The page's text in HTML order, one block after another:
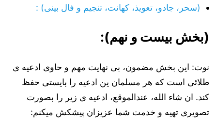
(سحر، جادو، تعویذ، کهانت، تنجیم و فال بینی) :
(بخش بیست و نهم):
نوت: این بخش مضمون، بی نهایت مهم و حاوی ادعیه ی
طلائی است که هر مسلمان ین ادعیه را بایستی حفظ
کند. ان شاء الله، عندالموقع، ادعیه ی زیر را بصورت
تصویری تهیه و خدمت شما عزیزان پیشکش میکنم: